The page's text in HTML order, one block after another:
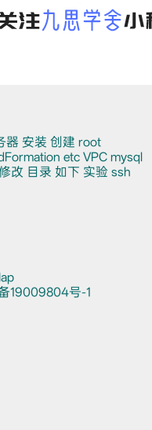
器 安装 创建 root
etc VPC mysql
改 目录 如下 实验 ssh
19009804号-1